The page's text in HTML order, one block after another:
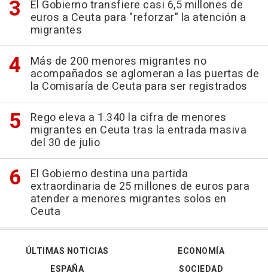
El Gobierno transfiere casi 6,5 millones de
euros a Ceuta para "reforzar" la atención a
migrantes
Más de 200 menores migrantes no
acompañados se aglomeran a las puertas de
la Comisaría de Ceuta para ser registrados
Rego eleva a 1.340 la cifra de menores
migrantes en Ceuta tras la entrada masiva
del 30 de julio
El Gobierno destina una partida
extraordinaria de 25 millones de euros para
atender a menores migrantes solos en
Ceuta
ÚLTIMAS NOTICIAS
ESPAÑA
ECONOMÍA
SOCIEDAD